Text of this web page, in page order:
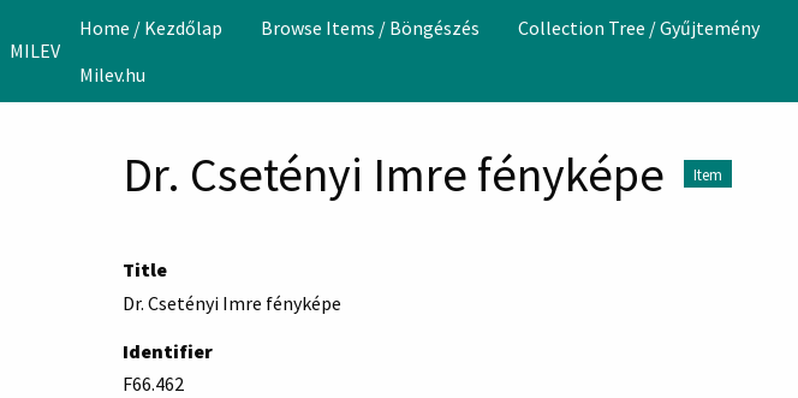
MILEV
Home / Kezdőlap Browse Items / Böngészés Collection Tree / Gyűjtemény
Milev.hu
Dr. Csetényi Imre fényképe Item
Title
Dr. Csetényi Imre fényképe
Identifier
F66.462